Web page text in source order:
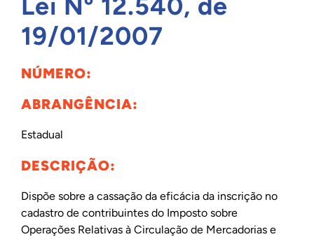
INTERNACIONAL
BIBLIOTECA
19/01/2007
NÚMERO:
ABRANGÊNCIA:
Estadual
DESCRIÇÃO:
Dispõe sobre a cassação da eficácia da inscrição no
cadastro de contribuintes do Imposto sobre
Operações Relativas à Circulação de Mercadorias e